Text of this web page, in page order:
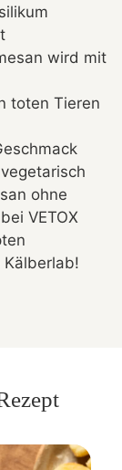
wird mit
toten Tieren
ohne
VETOX
Kälberlab!